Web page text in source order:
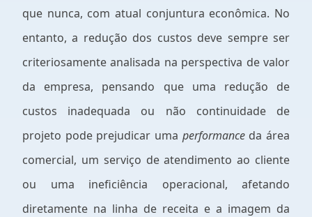
que nunca, com atual conjuntura econômica. No
entanto, a redução dos custos deve sempre ser
criteriosamente analisada na perspectiva de valor
da empresa, pensando que uma redução de
custos inadequada ou não continuidade de
projeto pode prejudicar uma performanceda área
comercial, um serviço de atendimento ao cliente
ou uma ineficiência operacional, afetando
diretamente na linha de receita e a imagem da